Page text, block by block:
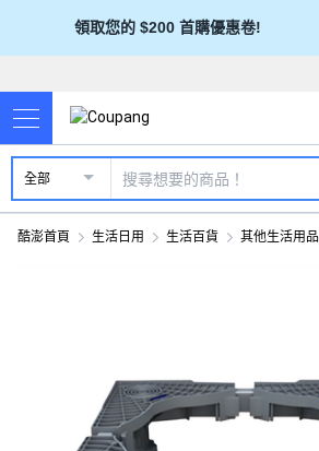
領取您的 $200 首購優惠卷!
全部
酷澎首頁 生活日用 生活百貨 其他生活用品